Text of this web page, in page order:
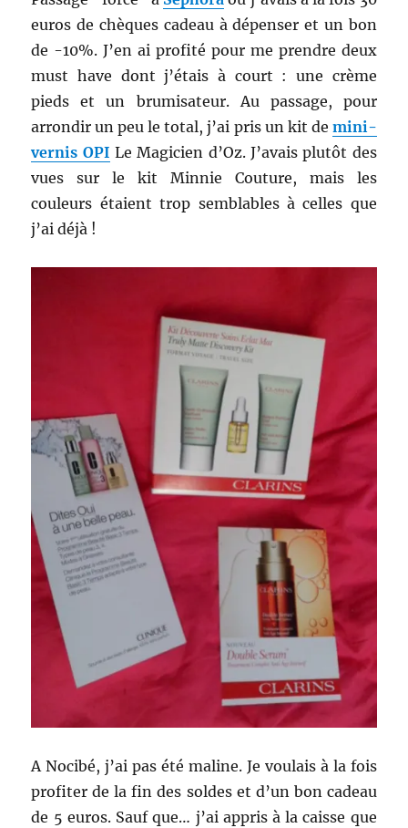
euros de chèques cadeau à dépenser et un bon
de -10%. J’en ai profité pour me prendre deux
must have dont j’étais à court : une crème
pieds et un brumisateur. Au passage, pour
arrondir un peu le total, j’ai pris un kit de mini-
vernis OPI Le Magicien d’Oz. J’avais plutôt des
vues sur le kit Minnie Couture, mais les
couleurs étaient trop semblables à celles que
j’ai déjà !
A Nocibé, j’ai pas été maline. Je voulais à la fois
profiter de la fin des soldes et d’un bon cadeau
de 5 euros. Sauf que… j’ai appris à la caisse que